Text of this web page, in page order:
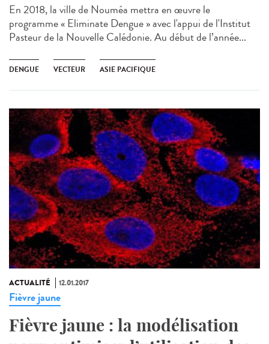
En 2018, la ville de Nouméa mettra en œuvre le
programme « Eliminate Dengue » avec l'appui de l'Institut
Pasteur de la Nouvelle Calédonie. Au début de l’année...
DENGUE VECTEUR ASIE PACIFIQUE
ACTUALITÉ 12.01.2017
Fièvre jaune
Fièvre jaune : la modélisation